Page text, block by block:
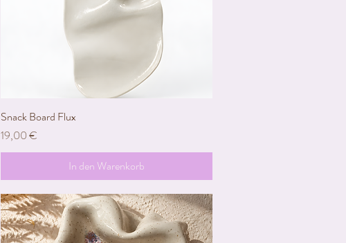
Snack Board Flux
Preis
19,00 €
In den Warenkorb